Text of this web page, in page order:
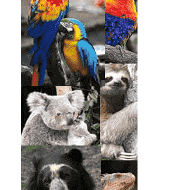
>> Ingresar YA a este tutorial
Estructuras de Datos II
[Ingresar]
Ver/Ocultar temario
Axiomatización Ξ Tablas de decisión
Ξ Polinomios como listas ligadas Ξ